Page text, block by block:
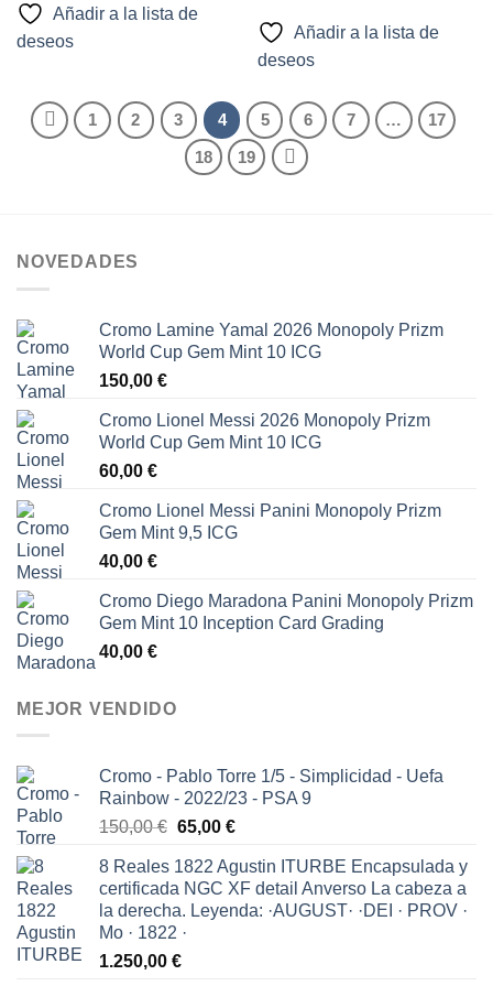
Añadir a la lista de
deseos
Añadir a la lista de
deseos
1 2 3 4 5 6 7 …
17
18
19
NOVEDADES
Cromo Lamine Yamal 2026 Monopoly Prizm
World Cup Gem Mint 10 ICG
150,00 €
Cromo Lionel Messi 2026 Monopoly Prizm
World Cup Gem Mint 10 ICG
60,00 €
Cromo Lionel Messi Panini Monopoly Prizm
Gem Mint 9,5 ICG
40,00 €
Cromo Diego Maradona Panini Monopoly Prizm
Gem Mint 10 Inception Card Grading
40,00 €
MEJOR VENDIDO
Cromo - Pablo Torre 1/5 - Simplicidad - Uefa
Rainbow - 2022/23 - PSA 9
150,00€ El
original
era:
150,00 €.
65,00 €El
actual
es:
65,00 €.
8 Reales 1822 Agustin ITURBE Encapsulada y
certificada NGC XF detail Anverso La cabeza a
la derecha. Leyenda: ·AUGUST· ·DEI · PROV ·
Mo · 1822 ·
1.250,00 €